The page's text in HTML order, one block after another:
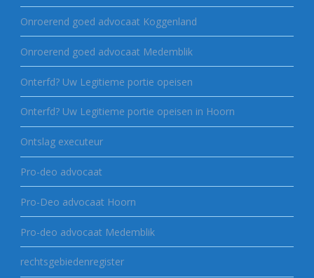
Onroerend goed advocaat Koggenland
Onroerend goed advocaat Medemblik
Onterfd? Uw Legitieme portie opeisen
Onterfd? Uw Legitieme portie opeisen in Hoorn
Ontslag executeur
Pro-deo advocaat
Pro-Deo advocaat Hoorn
Pro-deo advocaat Medemblik
rechtsgebiedenregister